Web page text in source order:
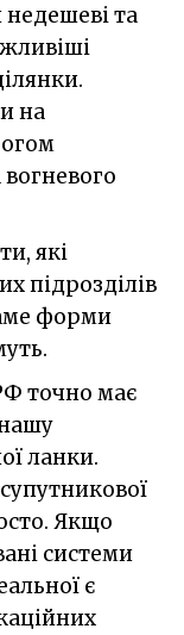
та
на
вогневого
які
підрозділів
форми
точно має
ланки.
Якщо
системи
є